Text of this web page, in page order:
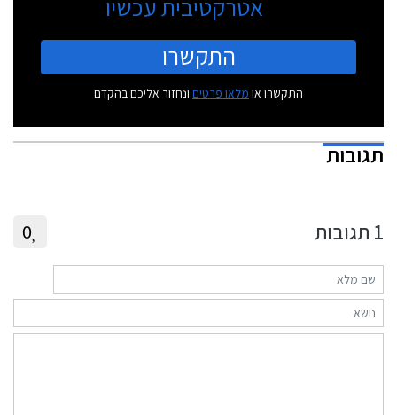
אטרקטיבית עכשיו
התקשרו
התקשרו או מלאו פרטים ונחזור אליכם בהקדם
תגובות
1 תגובות 0